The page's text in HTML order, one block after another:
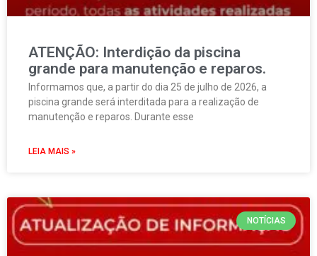
ATENÇÃO: Interdição da piscina
grande para manutenção e reparos.
Informamos que, a partir do dia 25 de julho de 2026, a
piscina grande será interditada para a realização de
manutenção e reparos. Durante esse
LEIA MAIS »
NOTÍCIAS